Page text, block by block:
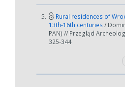
5.
Rural residences of
13th-16th centuries /
PAN) // Przegląd
325-344